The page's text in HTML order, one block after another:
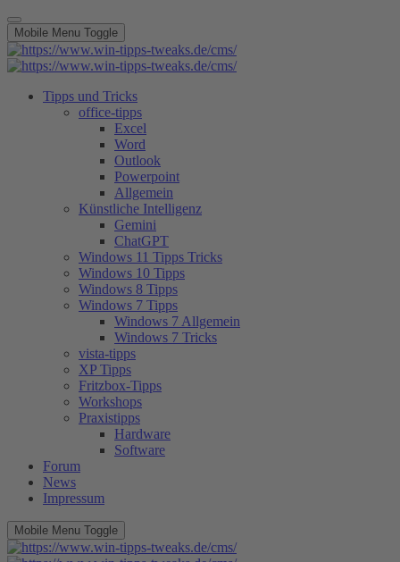
Mobile Menu Toggle
Tipps und Tricks
office-tipps
Excel
Word
Outlook
Powerpoint
Allgemein
Künstliche Intelligenz
Gemini
ChatGPT
Windows 11 Tipps Tricks
Windows 10 Tipps
Windows 8 Tipps
Windows 7 Tipps
Windows 7 Allgemein
Windows 7 Tricks
vista-tipps
XP Tipps
Fritzbox-Tipps
Workshops
Praxistipps
Hardware
Software
Forum
News
Impressum
Mobile Menu Toggle